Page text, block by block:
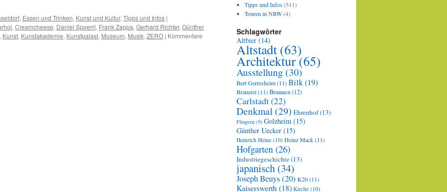
, Essen und Trinken, Kunst und Kultur, Tipps und Infos |
, Creamcheese, Daniel Spoerri, Frank Zappa, Gerhard Richter, Günther
, Kunst, Kunstakademie, Kunstpalast, Museum, Musik, ZERO | Kommentare
Tipps und Infos(511)
Touren in NRW(4)
Schlagwörter
Altbier (14)
Altstadt (63)
Architektur(65)
Ausstellung (30)
Bert Gerresheim(11)Bilk(19)
Brauerei(11)Brunnen(12)
Carlstadt(22)
Denkmal (29) Ehrenhof(13)
Flingern (9) Golzheim (15)
Günther Uecker (15)
Heinrich Heine (10) Heinz Mack(11)
Hofgarten (26)
Industriegeschichte(13)
japanisch (34)
Joseph Beuys(20) K20(11)
Kaiserswerth (18) Kirche (10)